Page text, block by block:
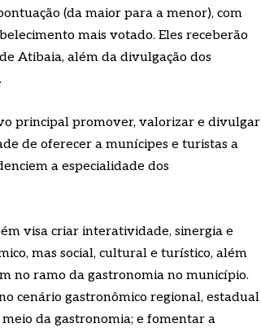
(da maior para a menor), com
mais votado. Eles receberão
Atibaia, além da divulgação dos
principal promover, valorizar e divulgar
de oferecer a munícipes e turistas a
a especialidade dos
visa criar interatividade, sinergia e
mas social, cultural e turístico, além
no ramo da gastronomia no município.
cenário gastronômico regional, estadual
da gastronomia; e fomentar a